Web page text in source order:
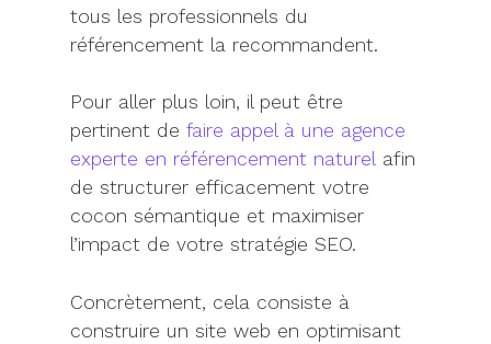
tous les professionnels du
référencement la recommandent.
Pour aller plus loin, il peut être
pertinent de faire appel à une agence
experte en référencement naturelafin
de structurer efficacement votre
cocon sémantique et maximiser
l’impact de votre stratégie SEO.
Concrètement, cela consiste à
construire un site web en optimisant